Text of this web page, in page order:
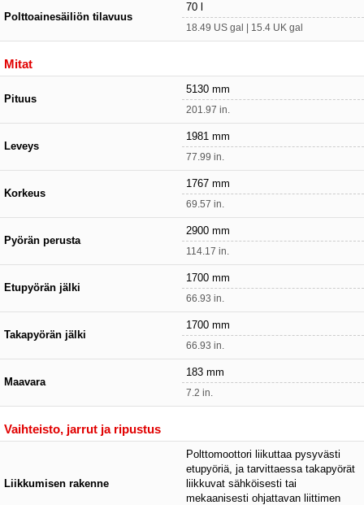
Polttoainesäiliön tilavuus
70 l
18.49 US gal | 15.4 UK gal
Mitat
Pituus
5130 mm
201.97 in.
Leveys
1981 mm
77.99 in.
Korkeus
1767 mm
69.57 in.
Pyörän perusta
2900 mm
114.17 in.
Etupyörän jälki
1700 mm
66.93 in.
Takapyörän jälki
1700 mm
66.93 in.
Maavara
183 mm
7.2 in.
Vaihteisto, jarrut ja ripustus
Liikkumisen rakenne
Polttomoottori liikuttaa pysyvästi
etupyöriä, ja tarvittaessa takapyörät
liikkuvat sähköisesti tai
mekaanisesti ohjattavan liittimen